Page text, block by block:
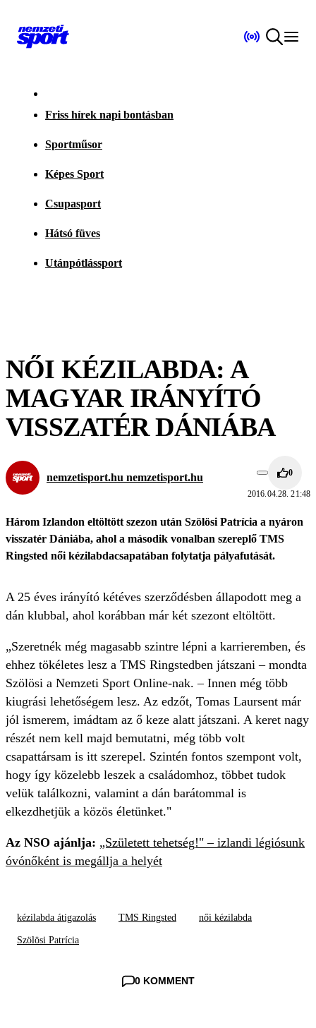
Friss hírek napi bontásban
Sportműsor
Képes Sport
Csupasport
Hátsó füves
Utánpótlássport
NŐI KÉZILABDA: A
MAGYAR IRÁNYÍTÓ
VISSZATÉR DÁNIÁBA
nemzetisport.hu nemzetisport.hu 0
2016.04.28. 21:48
Három Izlandon eltöltött szezon után Szölösi Patrícia a nyáron
visszatér Dániába, ahol a második vonalban szereplő TMS
Ringsted női kézilabdacsapatában folytatja pályafutását.
A 25 éves irányító kétéves szerződésben állapodott meg a
dán klubbal, ahol korábban már két szezont eltöltött.
„Szeretnék még magasabb szintre lépni a karrieremben, és
ehhez tökéletes lesz a TMS Ringstedben játszani – mondta
Szölösi a Nemzeti Sport Online-nak. – Innen még több
kiugrási lehetőségem lesz. Az edzőt, Tomas Laursent már
jól ismerem, imádtam az ő keze alatt játszani. A keret nagy
részét nem kell majd bemutatni, még több volt
csapattársam is itt szerepel. Szintén fontos szempont volt,
hogy így közelebb leszek a családomhoz, többet tudok
velük találkozni, valamint a dán barátommal is
elkezdhetjük a közös életünket."
Az NSO ajánlja: „Született tehetség!" – izlandi légiósunk
óvónőként is megállja a helyét
kézilabda átigazolás TMS Ringsted női kézilabda
Szölösi Patrícia
0 KOMMENT